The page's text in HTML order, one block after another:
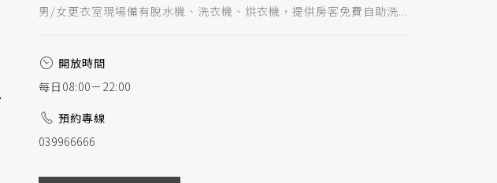
男/女更衣室現場備有脫水機、洗衣機、烘衣機，提供房客免費自助洗...
開放時間
每日08:00－22:00
預約專線
039966666